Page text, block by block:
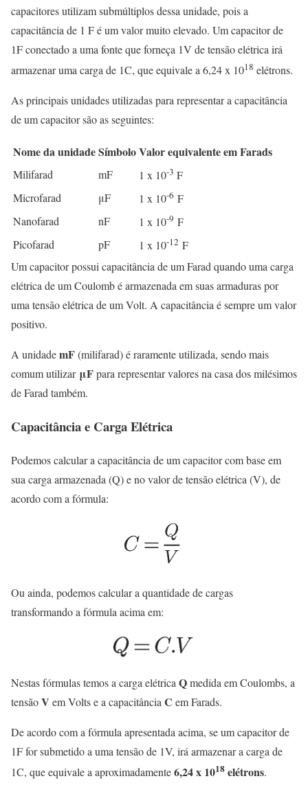
capacitores utilizam submúltiplos dessa unidade, pois a
capacitância de 1 F é um valor muito elevado. Um capacitor de
1F conectado a uma fonte que forneça 1V de tensão elétrica irá
armazenar uma carga de 1C, que equivale a 6,24 x 1018 elétrons.
As principais unidades utilizadas para representar a capacitância
de um capacitor são as seguintes:
Nome da unidadeSímboloValor equivalente em Farads
Milifarad mF 1 x 10-3 F
Microfarad
μF 1 x 10-6 F
Nanofarad
nF 1 x 10-9 F
Picofarad
pF 1 x 10-12 F
Um capacitor possui capacitância de um Farad quando uma carga
elétrica de um Coulomb é armazenada em suas armaduras por
uma tensão elétrica de um Volt. A capacitância é sempre um valor
positivo.
A unidademF(milifarad) é raramente utilizada, sendo mais
comum utilizar μFpara representar valores na casa dos milésimos
de Farad também.
Capacitância e Carga Elétrica
Podemos calcular a capacitância de um capacitor com base em
sua carga armazenada (Q) e no valor de tensão elétrica (V), de
acordo com a fórmula:
Ou ainda, podemos calcular a quantidade de cargas
transformando a fórmula acima em:
Nestas fórmulas temos a carga elétrica Qmedida em Coulombs, a
tensãoV em Volts e a capacitância C em Farads.
De acordo com a fórmula apresentada acima, se um capacitor de
1F for submetido a uma tensão de 1V, irá armazenar a carga de
1C, que equivale a aproximadamente6,24 x 1018 elétrons.